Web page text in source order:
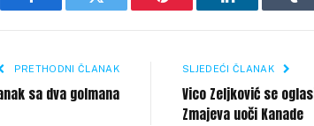
Facebook Twitter Pinterest LinkedIn
PRETHODNI ČLANAK
sa dva golmana
SLJEDEĆI ČLANAK
Vico Zeljković se
Zmajeva uoči Kanade